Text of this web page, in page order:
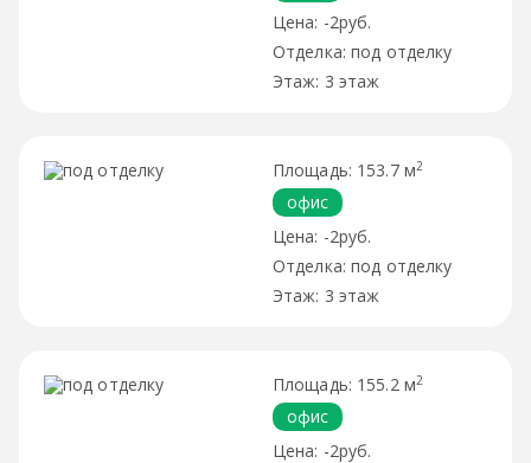
-2руб.
под отделку
3 этаж
153.7 м2
офис
-2руб.
под отделку
3 этаж
155.2 м2
офис
-2руб.